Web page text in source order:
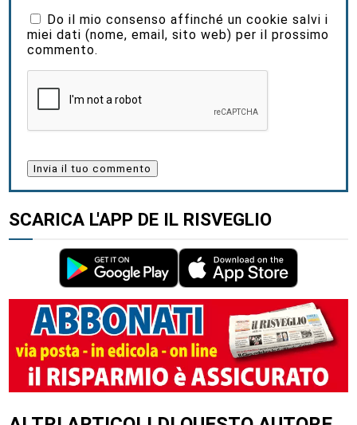
Do il mio consenso affinché un cookie salvi i
miei dati (nome, email, sito web) per il prossimo
commento.
SCARICA L'APP DE IL RISVEGLIO